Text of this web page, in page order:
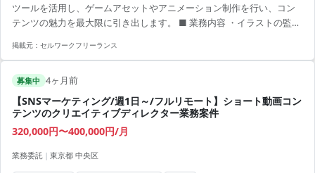
ツールを活用し、ゲームアセットやアニメーション制作を行い、コン
テンツの魅力を最大限に引き出します。 ■ 業務内容 ・イラストの監修
によるアニメーション制作 【アピールポイント】 ・国内最大規模のエ
境 ・AIを活用し新たなクリエイティブに挑戦できる
掲載元： セルワークフリーランス
募集中 4ヶ月前
【SNSマーケティング/週1日～/フルリモート】ショート動画コン
テンツのクリエイティブディレクター業務案件
320,000円〜400,000円/月
業務委託 | 東京都 中央区